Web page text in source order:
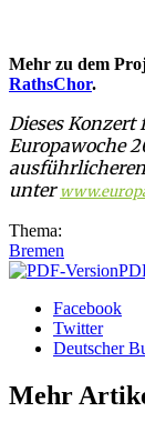
Mehr zu dem
RathsChor.
Dieses
Europawoche
unter
Thema:
Bremen
Facebook
Twitter
Deutscher
Mehr